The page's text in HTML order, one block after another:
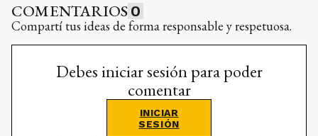
COMENTARIOS 0
Compartí tus ideas de forma responsable y respetuosa.
Debes iniciar sesión para poder
comentar
INICIAR
SESIÓN